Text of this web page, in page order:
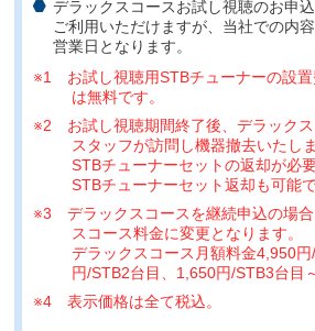
デラックスコースお試し視聴のお申
ご利用いただけますが、当社での内
営業日となります。
※1 お試し視聴用STBチューナーの設置
は無料です。
※2 お試し視聴期間終了後、デラック
スタッフが訪問し機器撤去いたしま
STBチューナーセットの返却が必
STBチューナーセット返却も可能で
※3 デラックスコースを継続申込の場合
スコース料金に変更となります。
デラックスコース月額料金4,950
円/STB2台目、1,650円/STB3台目
※4 表示価格は全て税込。